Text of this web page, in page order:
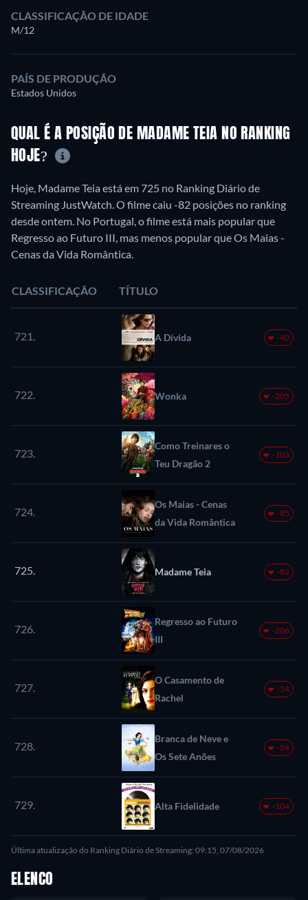
CLASSIFICAÇÃO DE IDADE
M/12
PAÍS DE PRODUÇÃO
Estados Unidos
QUAL É A POSIÇÃO DE MADAME TEIA NO RANKING
HOJE?
Hoje, Madame Teia está em 725 no Ranking Diário de
Streaming JustWatch. O filme caiu -82 posições no ranking
desde ontem. No Portugal, o filme está mais popular que
Regresso ao Futuro III, mas menos popular que Os Maias -
Cenas da Vida Romântica.
CLASSIFICAÇÃO TÍTULO
721. A Dívida -40
722. Wonka -205
723.
Como Treinares o
Teu Dragão 2
-103
724.
Os Maias - Cenas
da Vida Romântica
-85
725. Madame Teia -82
726.
Regresso ao Futuro
III
-206
727.
O Casamento de
Rachel
-54
728.
Branca de Neve e
Os Sete Anões
-54
729. Alta Fidelidade -104
Última atualização do Ranking Diário de Streaming: 09:15, 07/08/2026
ELENCO